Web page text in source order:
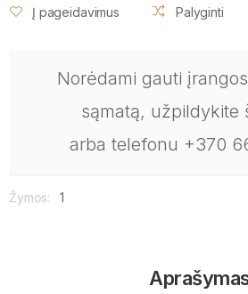
Į pageidavimus Palyginti
Norėdami gauti
sąmatą, užpildykite
arba telefonu +370
Žymos: 1